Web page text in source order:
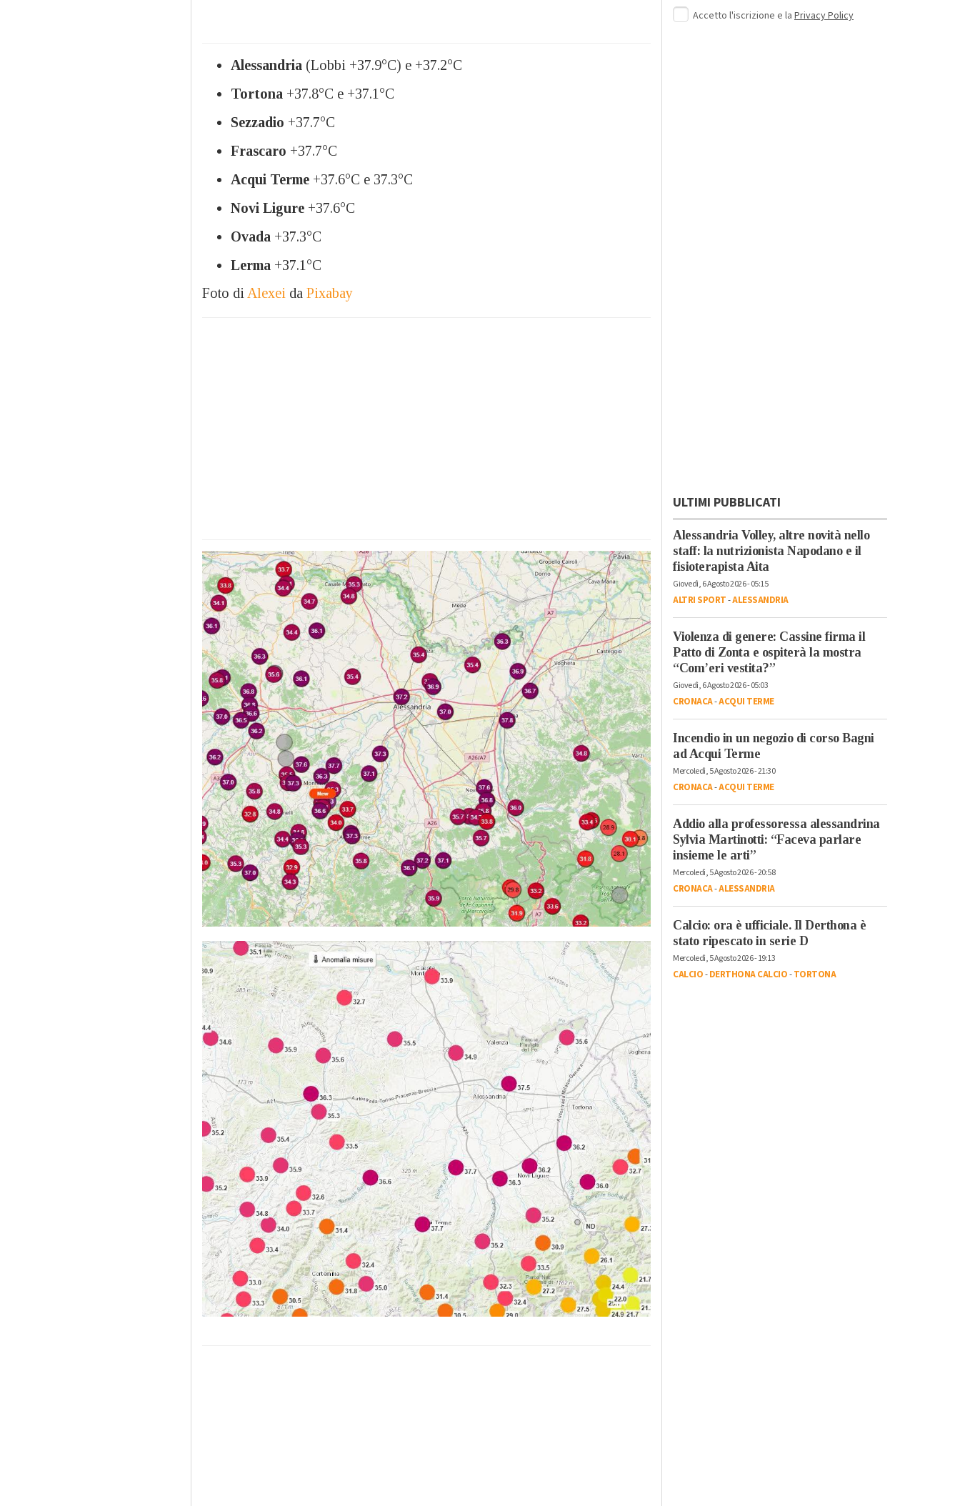
Alessandria (Lobbi +37.9°C) e +37.2°C
Tortona +37.8°C e +37.1°C
Sezzadio +37.7°C
Frascaro +37.7°C
Acqui Terme +37.6°C e 37.3°C
Novi Ligure +37.6°C
Ovada +37.3°C
Lerma +37.1°C
Foto di Alexei da Pixabay
Accetto l'iscrizione e la Privacy Policy
ULTIMI PUBBLICATI
Alessandria Volley, altre novità nello
staff: la nutrizionista Napodano e il
fisioterapista Aita
Giovedì, 6 Agosto 2026 - 05:15
ALTRI SPORT-ALESSANDRIA
Violenza di genere: Cassine firma il
Patto di Zonta e ospiterà la mostra
“Com’eri vestita?”
Giovedì, 6 Agosto 2026 - 05:03
CRONACA-ACQUI TERME
Incendio in un negozio di corso Bagni
ad Acqui Terme
Mercoledì, 5 Agosto 2026 - 21:30
CRONACA-ACQUI TERME
Addio alla professoressa alessandrina
Sylvia Martinotti: “Faceva parlare
insieme le arti”
Mercoledì, 5 Agosto 2026 - 20:58
CRONACA-ALESSANDRIA
Calcio: ora è ufficiale. Il Derthona è
stato ripescato in serie D
Mercoledì, 5 Agosto 2026 - 19:13
CALCIO-DERTHONA CALCIO-TORTONA